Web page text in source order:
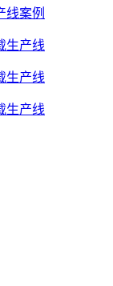
线案例
生产线
生产线
生产线